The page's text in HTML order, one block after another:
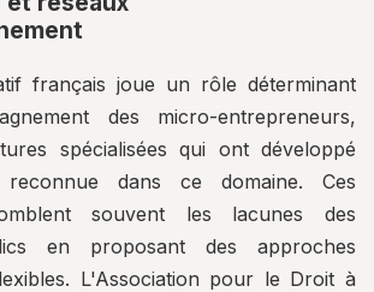
français joue un rôle déterminant
des micro-entrepreneurs,
spécialisées qui ont développé
dans ce domaine. Ces
souvent les lacunes des
en proposant des approches
L'Association pour le Droit à